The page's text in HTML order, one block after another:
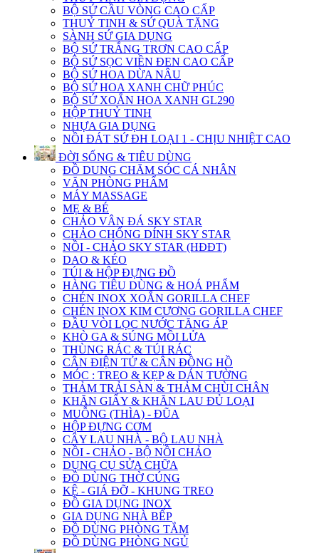
BỘ SỨ CẦU VÒNG CAO CẤP
THUỶ TINH & SỨ QUÀ TẶNG
SÀNH SỨ GIA DỤNG
BỘ SỨ TRẮNG TRƠN CAO CẤP
BỘ SỨ SỌC VIỀN ĐEN CAO CẤP
BỘ SỨ HOA DỪA NÂU
BỘ SỨ HOA XANH CHỮ PHÚC
BỘ SỨ XOẮN HOA XANH GL290
HỘP THUỶ TINH
NHỰA GIA DỤNG
NỒI ĐÁT SỨ ĐH LOẠI 1 - CHỊU NHIỆT CAO
ĐỜI SỐNG & TIÊU DÙNG
ĐỒ DUNG CHĂM SÓC CÁ NHÂN
VĂN PHÒNG PHẨM
MÁY MASSAGE
MẸ & BÉ
CHẢO VÂN ĐÁ SKY STAR
CHẢO CHỐNG DÍNH SKY STAR
NỒI - CHẢO SKY STAR (HĐĐT)
DAO & KÉO
TÚI & HỘP ĐỰNG ĐỒ
HÀNG TIÊU DÙNG & HOÁ PHẨM
CHÉN INOX XOẮN GORILLA CHEF
CHÉN INOX KIM CƯƠNG GORILLA CHEF
ĐẦU VÒI LỌC NƯỚC TĂNG ÁP
KHÒ GA & SÚNG MỒI LỬA
THÙNG RÁC & TÚI RÁC
CÂN ĐIỆN TỬ & CÂN ĐỒNG HỒ
MÓC : TREO & KẸP & DÁN TƯỜNG
THẢM TRẢI SÀN & THẢM CHÙI CHÂN
KHĂN GIẤY & KHĂN LAU ĐỦ LOẠI
MUỖNG (THÌA) - ĐŨA
HỘP ĐỰNG CƠM
CÂY LAU NHÀ - BỘ LAU NHÀ
NỒI - CHẢO - BỘ NỒI CHẢO
DỤNG CỤ SỬA CHỮA
ĐỒ DÙNG THỜ CÚNG
KỆ - GIÁ ĐỠ - KHUNG TREO
ĐỒ GIA DỤNG INOX
GIA DỤNG NHÀ BẾP
ĐỒ DÙNG PHÒNG TẮM
ĐỒ DÙNG PHÒNG NGỦ